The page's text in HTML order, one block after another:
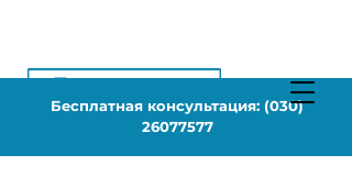
Бесплатная консультация: (030)
26077577